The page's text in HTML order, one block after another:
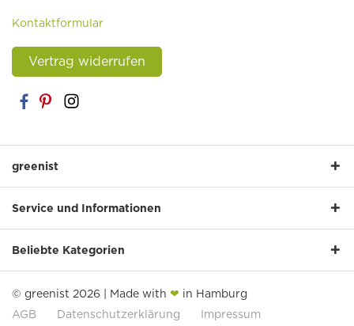
Kontaktformular
Vertrag widerrufen
greenist
Service und Informationen
Beliebte Kategorien
© greenist 2026 | Made with ❤ in Hamburg
AGB
Datenschutzerklärung Impressum